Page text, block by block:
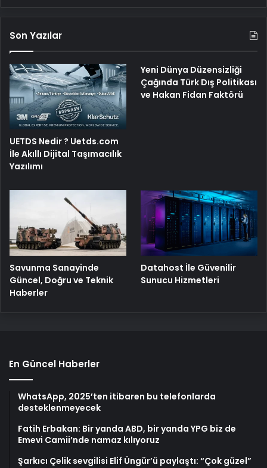
Son Yazılar
UETDS Nedir ? Uetds.com
İle Akıllı Dijital Taşımacılık
Yazılımı
Yeni Dünya Düzensizliği
Çağında Türk Dış Politikası
ve Hakan Fidan Faktörü
Savunma Sanayinde
Güncel, Doğru ve Teknik
Haberler
Datahost İle Güvenilir
Sunucu Hizmetleri
En Güncel Haberler
WhatsApp, 2025’ten itibaren bu telefonlarda
desteklenmeyecek
Fatih Erbakan: Bir yanda ABD, bir yanda YPG biz de
Emevi Camii’nde namaz kılıyoruz
Şarkıcı Çelik sevgilisi Elif Üngür’ü paylaştı: “Çok güzel”